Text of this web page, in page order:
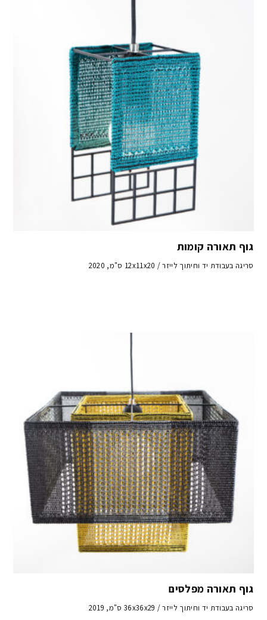
גוף תאורה קומות
סריגה בעבודת יד וחיתוך לייזר / 12x11x20 ס"מ, 2020
גוף תאורה מפלסים
סריגה בעבודת יד וחיתוך לייזר / 36x36x29 ס"מ, 2019